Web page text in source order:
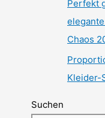
Perfekt
Chaos
Kleider-
Suchen